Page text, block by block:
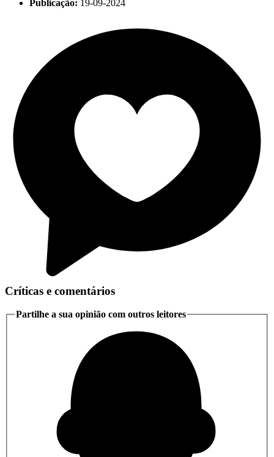
Publicação: 19-09-2024
Críticas e comentários
Partilhe a sua opinião com outros leitores